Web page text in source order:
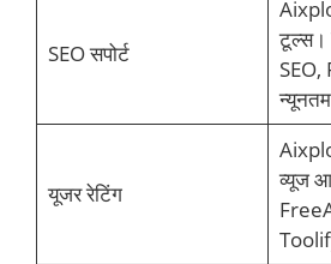
SEO सपोर्ट
टूल्स।
यूजर रेटिंग
व्यूज